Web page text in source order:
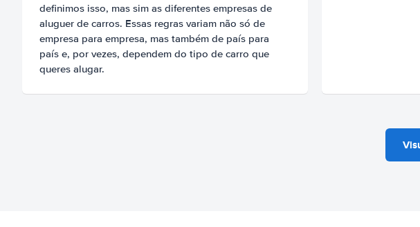
definimos isso, mas sim as diferentes empresas de
aluguer de carros. Essas regras variam não só de
empresa para empresa, mas também de país para
país e, por vezes, dependem do tipo de carro que
queres alugar.